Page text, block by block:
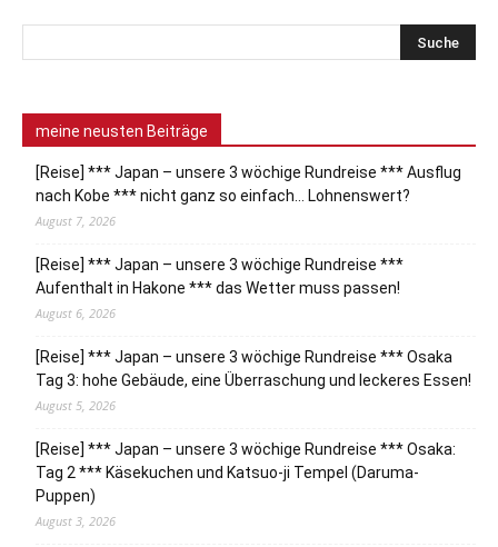
meine neusten Beiträge
[Reise] *** Japan – unsere 3 wöchige Rundreise *** Ausflug
nach Kobe *** nicht ganz so einfach… Lohnenswert?
August 7, 2026
[Reise] *** Japan – unsere 3 wöchige Rundreise ***
Aufenthalt in Hakone *** das Wetter muss passen!
August 6, 2026
[Reise] *** Japan – unsere 3 wöchige Rundreise *** Osaka
Tag 3: hohe Gebäude, eine Überraschung und leckeres Essen!
August 5, 2026
[Reise] *** Japan – unsere 3 wöchige Rundreise *** Osaka:
Tag 2 *** Käsekuchen und Katsuo-ji Tempel (Daruma-
Puppen)
August 3, 2026